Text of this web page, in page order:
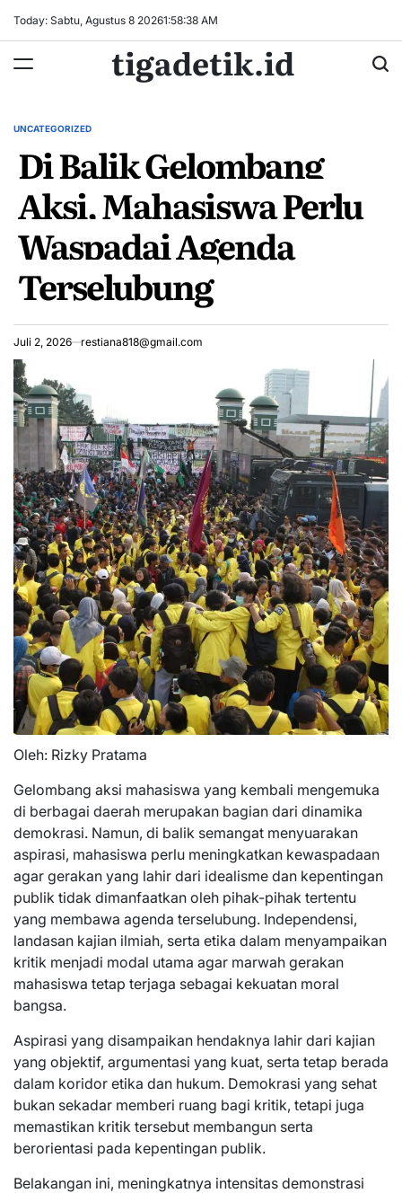
Today: Sabtu, Agustus 8 20261:58:38 AM
tigadetik.id
POSTED
UNCATEGORIZED
Di Balik Gelombang
Aksi, Mahasiswa Perlu
Waspadai Agenda
Terselubung
Juli 2, 2026 restiana818@gmail.com
Oleh: Rizky Pratama
Gelombang aksi mahasiswa yang kembali mengemuka
di berbagai daerah merupakan bagian dari dinamika
demokrasi. Namun, di balik semangat menyuarakan
aspirasi, mahasiswa perlu meningkatkan kewaspadaan
agar gerakan yang lahir dari idealisme dan kepentingan
publik tidak dimanfaatkan oleh pihak-pihak tertentu
yang membawa agenda terselubung. Independensi,
landasan kajian ilmiah, serta etika dalam menyampaikan
kritik menjadi modal utama agar marwah gerakan
mahasiswa tetap terjaga sebagai kekuatan moral
bangsa.
Aspirasi yang disampaikan hendaknya lahir dari kajian
yang objektif, argumentasi yang kuat, serta tetap berada
dalam koridor etika dan hukum. Demokrasi yang sehat
bukan sekadar memberi ruang bagi kritik, tetapi juga
memastikan kritik tersebut membangun serta
berorientasi pada kepentingan publik.
Belakangan ini, meningkatnya intensitas demonstrasi